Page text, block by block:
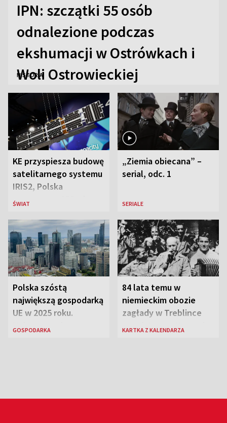
IPN: szczątki 55 osób
odnalezione podczas
ekshumacji w Ostrówkach i
Woli Ostrowieckiej
HISTORIA
KE przyspiesza budowę
satelitarnego systemu
IRIS2, Polska
przeznaczy 656 mln
ŚWIAT
„Ziemia obiecana” –
serial, odc. 1
SERIALE
Polska szóstą
największą gospodarką
UE w 2025 roku.
Najnowsze dane
GOSPODARKA
84 lata temu w
niemieckim obozie
zagłady w Treblince
zmarł Janusz Korczak
KARTKA Z KALENDARZA